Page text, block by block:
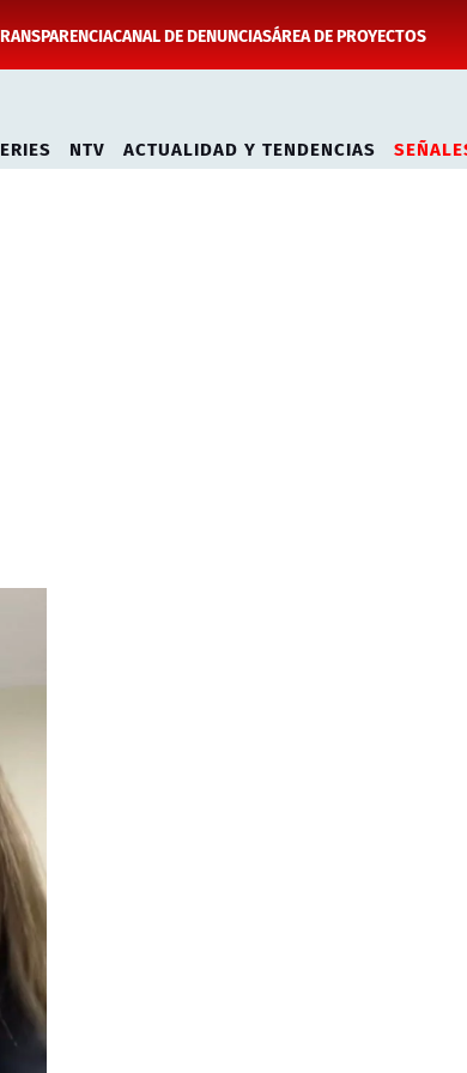
CANAL DE DENUNCIASÁREA DE PROYECTOS
NTV ACTUALIDAD Y TENDENCIAS